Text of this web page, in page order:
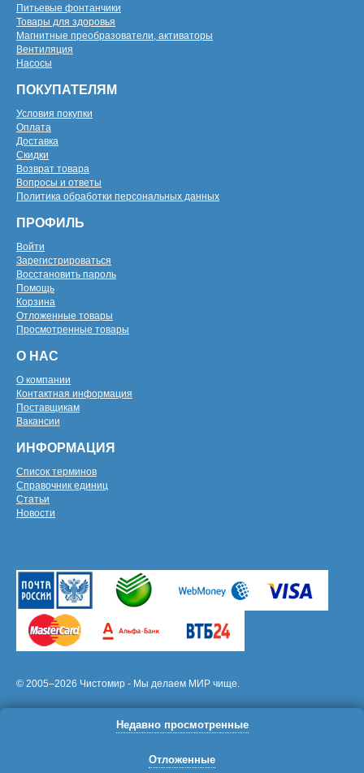
Питьевые фонтанчики
Товары для здоровья
Магнитные преобразователи, активаторы
Вентиляция
Насосы
ПОКУПАТЕЛЯМ
Условия покупки
Оплата
Доставка
Скидки
Возврат товара
Вопросы и ответы
Политика обработки персональных данных
ПРОФИЛЬ
Войти
Зарегистрироваться
Восстановить пароль
Помощь
Корзина
Отложенные товары
Просмотренные товары
О НАС
О компании
Контактная информация
Поставщикам
Вакансии
ИНФОРМАЦИЯ
Список терминов
Справочник единиц
Статьи
Новости
© 2005–2026 Чистомир - Мы делаем МИР чище.
Недавно просмотренные
Отложенные